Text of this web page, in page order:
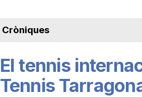
u
Cròniques
El tennis
Tennis